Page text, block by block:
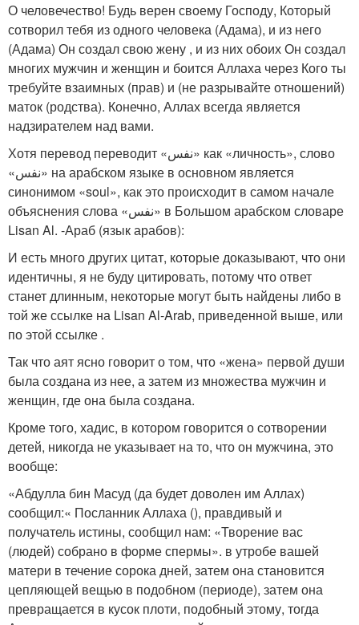
О человечество! Будь верен своему Господу, Который
сотворил тебя из одного человека (Адама), и из него
(Адама) Он создал свою жену , и из них обоих Он создал
многих мужчин и женщин и боится Аллаха через Кого ты
требуйте взаимных (прав) и (не разрывайте отношений)
маток (родства). Конечно, Аллах всегда является
надзирателем над вами.
Хотя перевод переводит «نفس» как «личность», слово
«نفس» на арабском языке в основном является
синонимом «soul», как это происходит в самом начале
объяснения слова «نفس» в Большом арабском словаре
Lisan Al. -Араб (язык арабов):
И есть много других цитат, которые доказывают, что они
идентичны, я не буду цитировать, потому что ответ
станет длинным, некоторые могут быть найдены либо в
той же ссылке на Lisan Al-Arab, приведенной выше, или
по этой ссылке .
Так что аят ясно говорит о том, что «жена» первой души
была создана из нее, а затем из множества мужчин и
женщин, где она была создана.
Кроме того, хадис, в котором говорится о сотворении
детей, никогда не указывает на то, что он мужчина, это
вообще:
«Абдулла бин Масуд (да будет доволен им Аллах)
сообщил:« Посланник Аллаха (), правдивый и
получатель истины, сообщил нам: «Творение вас
(людей) собрано в форме спермы». в утробе вашей
матери в течение сорока дней, затем она становится
цепляющей вещью в подобном (периоде), затем она
превращается в кусок плоти, подобный этому, тогда